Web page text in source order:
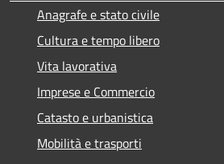
Anagrafe e stato civile
Cultura e tempo libero
Vita lavorativa
Imprese e Commercio
Catasto e urbanistica
Mobilità e trasporti